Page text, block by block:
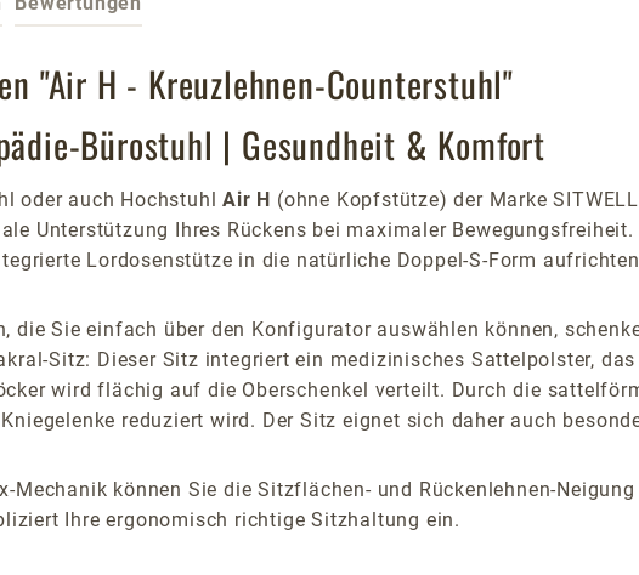
"Air H - Kreuzlehnen-Counterstuhl"
Bürostuhl | Gesundheit & Komfort
oder auch HochstuhlAir H (ohne Kopfstütze) der Marke
Unterstützung Ihres Rückens bei maximaler
Lordosenstütze in die natürliche Doppel-S-Form
die Sie einfach über den Konfigurator auswählen können,
Sitz: Dieser Sitz integriert ein medizinisches Sattelpolster,
wird flächig auf die Oberschenkel verteilt. Durch die
reduziert wird. Der Sitz eignet sich daher auch
Mechanik können Sie die Sitzflächen- und Rückenlehnen-
Ihre ergonomisch richtige Sitzhaltung ein.